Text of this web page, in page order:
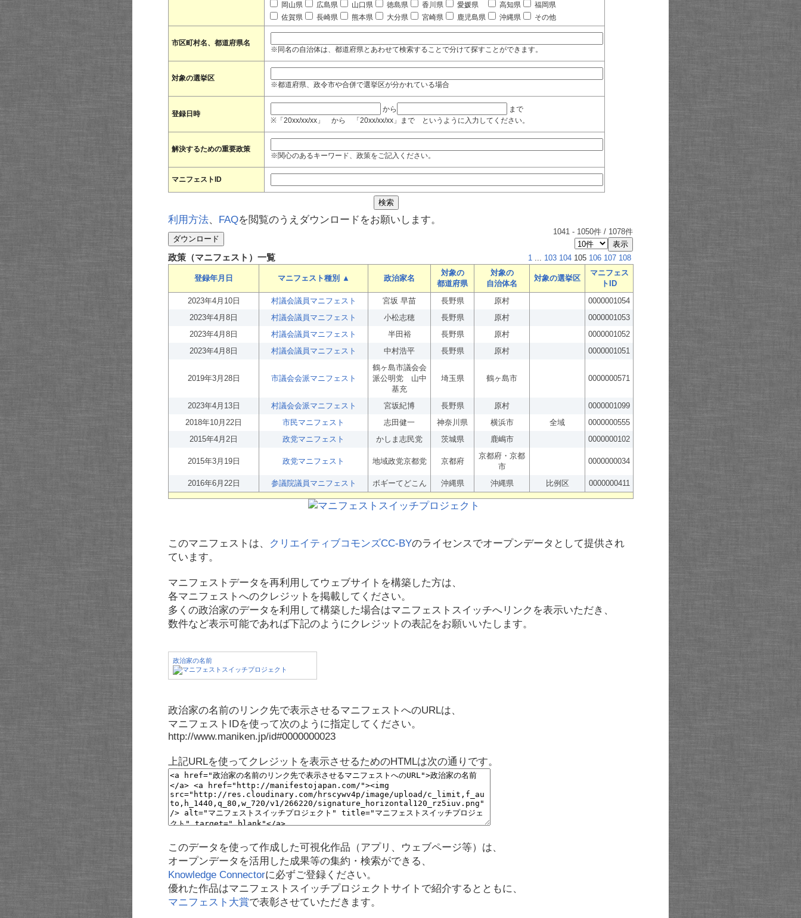
岡山県
広島県 山口県 徳島県 香川県 愛媛県 高知県
福岡県
佐賀県
長崎県 熊本県 大分県 宮崎県 鹿児島県 沖縄県 その他
市区町村名、都道府県名
※同名の自治体は、都道府県とあわせて検索することで分けて探すことができます。
対象の選挙区
※都道府県、政令市や合併で選挙区が分かれている場合
登録日時
から
まで
※「20xx/xx/xx」 から 「20xx/xx/xx」まで というように入力してください。
解決するための重要政策
※関心のあるキーワード、政策をご記入ください。
マニフェストID
利用方法、 FAQを閲覧のうえダウンロードをお願いします。
1041 - 1050件 / 1078件
政策（マニフェスト）一覧 1 ... 103 104 105 106 107 108
登録年月日 マニフェスト種別 ▲ 政治家名
対象の
都道府県
対象の
自治体名
対象の選挙区
マニフェス
トID
2023年4月10日
村議会議員マニフェスト 宮坂 早苗 長野県 原村
0000001054
2023年4月8日
村議会議員マニフェスト 小松志穂 長野県 原村
0000001053
2023年4月8日
村議会議員マニフェスト 半田裕 長野県 原村
0000001052
2023年4月8日
村議会議員マニフェスト 中村浩平 長野県 原村 0000001051
2019年3月28日 市議会会派マニフェスト
鶴ヶ島市議会会
派公明党 山中
基充
埼玉県 鶴ヶ島市 0000000571
2023年4月13日 村議会会派マニフェスト 宮坂紀博 長野県 原村
0000001099
2018年10月22日
市民マニフェスト 志田健一 神奈川県 横浜市 全域
0000000555
2015年4月2日
政党マニフェスト かしま志民党 茨城県 鹿嶋市 0000000102
2015年3月19日 政党マニフェスト 地域政党京都党 京都府
京都府・京都
市
0000000034
2016年6月22日 参議院議員マニフェスト ボギーてどこん 沖縄県 沖縄県 比例区 0000000411
このマニフェストは、 クリエイティブコモンズCC-BYのライセンスでオープンデータとして提供され
ています。
マニフェストデータを再利用してウェブサイトを構築した方は、
各マニフェストへのクレジットを掲載してください。
多くの政治家のデータを利用して構築した場合はマニフェストスイッチへリンクを表示いただき、
数件など表示可能であれば下記のようにクレジットの表記をお願いいたします。
政治家の名前
政治家の名前のリンク先で表示させるマニフェストへのURLは、
マニフェストIDを使って次のように指定してください。
http://www.maniken.jp/id#0000000023
上記URLを使ってクレジットを表示させるためのHTMLは次の通りです。
このデータを使って作成した可視化作品（アプリ、ウェブページ等）は、
オープンデータを活用した成果等の集約・検索ができる、
Knowledge Connectorに必ずご登録ください。
優れた作品はマニフェストスイッチプロジェクトサイトで紹介するとともに、
マニフェスト大賞で表彰させていただきます。